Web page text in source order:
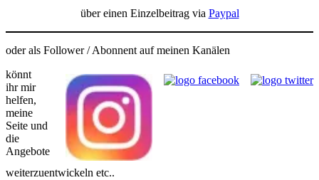
über einen Einzelbeitrag via Paypal
oder als Follower / Abonnent auf meinen Kanälen
könnt
ihr mir
helfen,
meine
Seite und
die
Angebote
weiterzuentwickeln etc..